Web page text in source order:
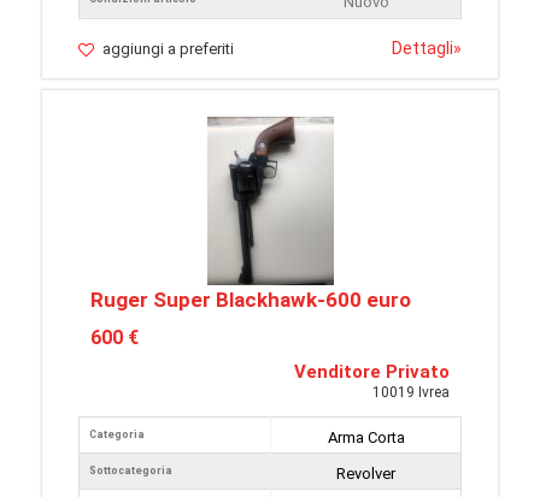
aggiungi a preferiti Dettagli»
Ruger Super Blackhawk-600 euro
600 €
Venditore Privato
10019 Ivrea
Categoria
Sottocategoria
Arma Corta
Revolver